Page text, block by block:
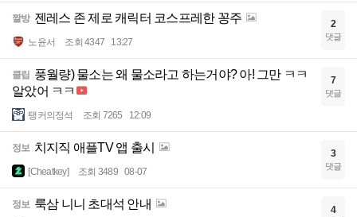
짤방 젠레스 존 제로 캐릭터 코스프레한 꽁주
노윤서 조회 4347 13:27
2
댓글
클립 풍월량) 물소는 왜 물소라고 하는거야? 아! 그만 ㅋㅋ
알았어 ㅋㅋ
탱커의정석 조회 7265 12:09
7
댓글
정보 치지직 애플TV 앱 출시
[Cheatkey] 조회 3489 08-07
3
댓글
정보 룩삼 니니 초대석 안내 4